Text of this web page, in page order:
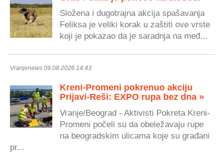
Složena i dugotrajna akcija spašavanja
Feliksa je veliki korak u zaštiti ove vrste
koji je pokazao da je saradnja na međ...
Vranjenews 09.08.2026 14:43
Kreni-Promeni pokrenuo akciju
Prijavi-Reši: EXPO rupa bez dna »
Vranje/Beograd - Aktivisti Pokreta Kreni-
Promeni počeli su da obeležavaju rupe
na beogradskim ulicama koje su građani
pr...